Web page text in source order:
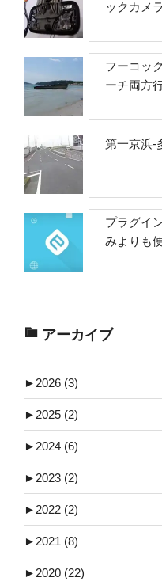
ックカメ
フーコッ
ーチ両方
第一京浜-
プラグイ
みよりも
アーカイブ
► 2026 (3)
► 2025 (2)
► 2024 (6)
► 2023 (2)
► 2022 (2)
► 2021 (8)
► 2020 (22)